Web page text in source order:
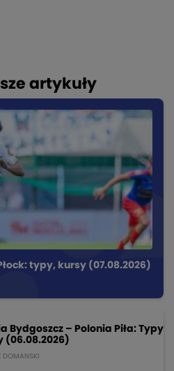
artykuły
typy, kursy (07.08.2026)
Bydgoszcz – Polonia Piła: Typy
(06.08.2026)
DOMANSKI